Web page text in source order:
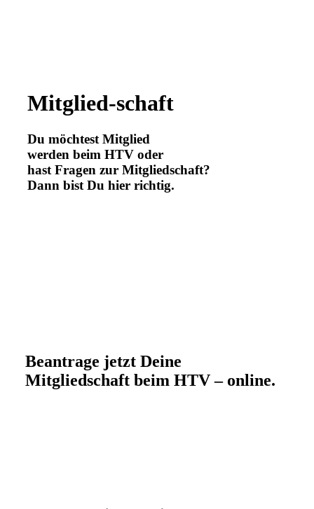
Mitglied-schaft
Du möchtest Mitglied
werden beim HTV oder
hast Fragen zur Mitgliedschaft?
Dann bist Du hier richtig.
Beantrage jetzt Deine
Mitgliedschaft beim HTV – online.